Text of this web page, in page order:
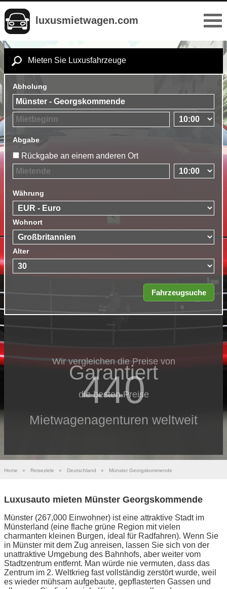
luxusmietwagen.com
Mieten Sie Luxusfahrzeuge
Abholung
Abgabe
Rückgabe an einem anderen Ort
Währung
Wohnort
Alter
Wir vergleichen die Preise von
440
Mietwagenagenturen weltweit
Garantiert
die besten Preise
Home » Reiseziele » Deutschland » Münster Georgskommende
Luxusauto mieten Münster Georgskommende
Münster (267,000 Einwohner) ist eine attraktive Stadt im
Münsterland (eine flache grüne Region mit vielen
charmanten kleinen Burgen, ideal für Radfahren). Wenn Sie
in Münster mit dem Zug anreisen, lassen Sie sich von der
unattraktive Umgebung des Bahnhofs, aber weiter vom
Stadtzentrum entfernt. Man würde nie vermuten, dass das
Zentrum im 2. Weltkrieg fast vollständig zerstört wurde, weil
es wieder mühsam aufgebaute, gepflasterten Gassen und